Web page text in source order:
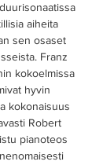
aiheita
sen osaset
Franz
kokoelmissa
hyvin
kokonaisuus
Robert
pianoteos